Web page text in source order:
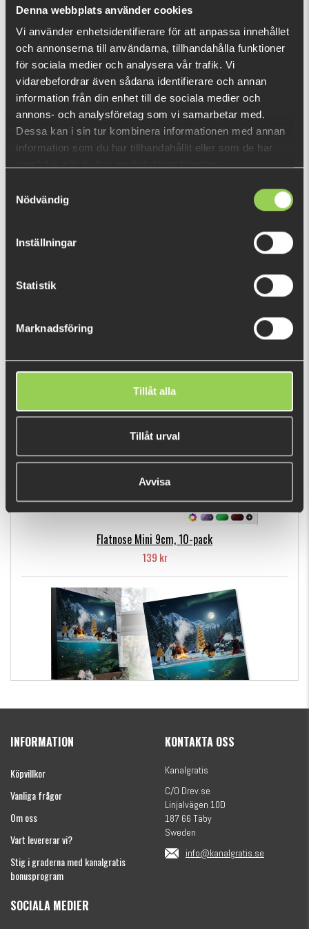
Denna webbplats använder cookies
Vi använder enhetsidentifierare för att anpassa innehållet
och annonserna till användarna, tillhandahålla funktioner
för sociala medier och analysera vår trafik. Vi
vidarebefordrar även sådana identifierare och annan
information från din enhet till de sociala medier och
annons- och analysföretag som vi samarbetar med.
Dessa kan i sin tur kombinera informationen med annan
information som du har tillhandahållit eller som de har
Nödvändig
Inställningar
Statistik
Marknadsföring
Tillåt alla
Tillåt urval
Avvisa
Vad är detta?
DU TITTADE NYLIGEN PÅ
POPULÄRA PRODUKTER
Flatnose Mini 9cm, 10-pack
139 kr
(julkalender)
INFORMATION
Köpvillkor
Vanliga frågor
Om oss
Vart levererar vi?
Stig i graderna med kanalgratis
bonusprogram
KONTAKTA OSS
Kanalgratis
C/O Drev.se
Linjalvägen 10D
187 66 Täby
Sweden
info@kanalgratis.se
SOCIALA MEDIER